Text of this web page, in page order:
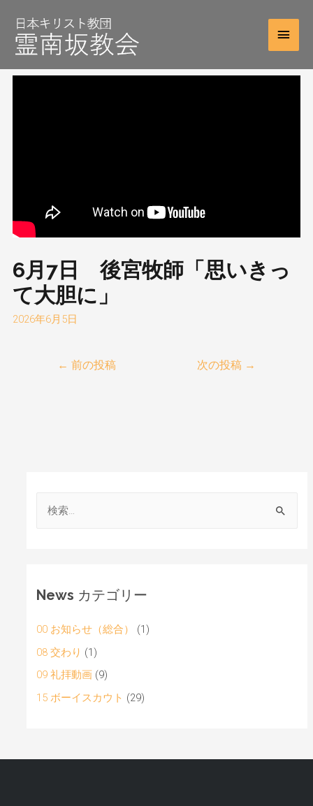
6月7日 後宮牧師「思いきっ
て大胆に」
2026年6月5日
← 前の投稿 次の投稿 →
News カテゴリー
00 お知らせ（総合）
(1)
08 交わり (1)
09 礼拝動画 (9)
15 ボーイスカウト (29)